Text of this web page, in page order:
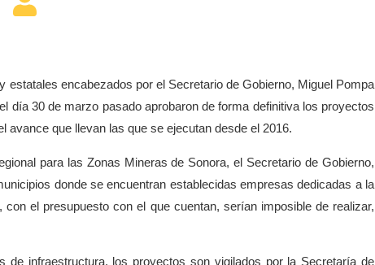
encabezados por el Secretario de Gobierno, Miguel Pompa
día 30 de marzo pasado aprobaron de forma definitiva los proyectos
que llevan las que se ejecutan desde el 2016.
para las Zonas Mineras de Sonora, el Secretario de Gobierno,
donde se encuentran establecidas empresas dedicadas a la
el presupuesto con el que cuentan, serían imposible de realizar,
infraestructura, los proyectos son vigilados por la Secretaría de